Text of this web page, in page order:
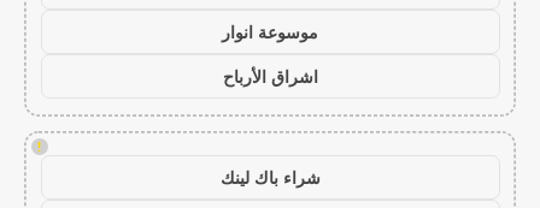
موسوعة انوار
اشراق الأرباح
!
شراء باك لينك